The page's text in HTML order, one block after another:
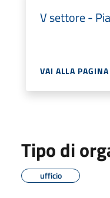
V settore -
VAI ALLA PAGINA
Tipo di
ufficio